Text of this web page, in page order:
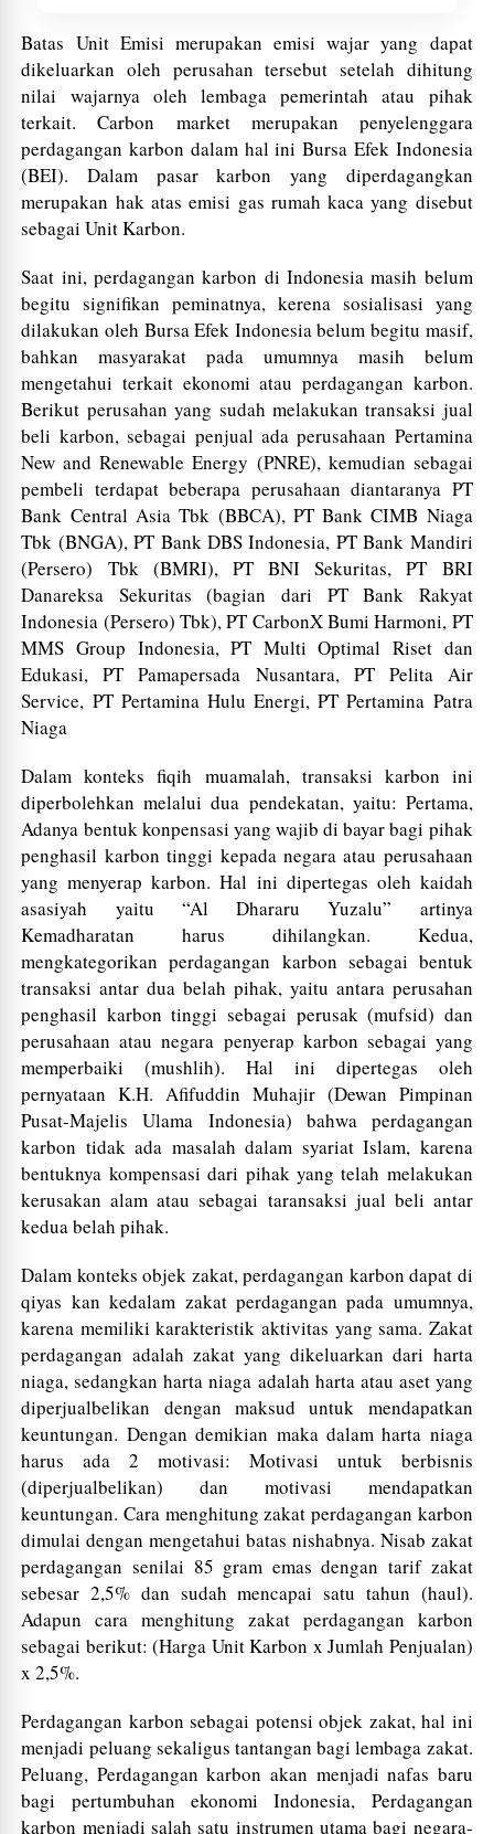
Batas Unit Emisi merupakan emisi wajar yang dapat
dikeluarkan oleh perusahan tersebut setelah dihitung
nilai wajarnya oleh lembaga pemerintah atau pihak
terkait. Carbon market merupakan penyelenggara
perdagangan karbon dalam hal ini Bursa Efek Indonesia
(BEI). Dalam pasar karbon yang diperdagangkan
merupakan hak atas emisi gas rumah kaca yang disebut
sebagai Unit Karbon.
Saat ini, perdagangan karbon di Indonesia masih belum
begitu signifikan peminatnya, kerena sosialisasi yang
dilakukan oleh Bursa Efek Indonesia belum begitu masif,
bahkan masyarakat pada umumnya masih belum
mengetahui terkait ekonomi atau perdagangan karbon.
Berikut perusahan yang sudah melakukan transaksi jual
beli karbon, sebagai penjual ada perusahaan Pertamina
New and Renewable Energy (PNRE), kemudian sebagai
pembeli terdapat beberapa perusahaan diantaranya PT
Bank Central Asia Tbk (BBCA), PT Bank CIMB Niaga
Tbk (BNGA), PT Bank DBS Indonesia, PT Bank Mandiri
(Persero) Tbk (BMRI), PT BNI Sekuritas, PT BRI
Danareksa Sekuritas (bagian dari PT Bank Rakyat
Indonesia (Persero) Tbk), PT CarbonX Bumi Harmoni, PT
MMS Group Indonesia, PT Multi Optimal Riset dan
Edukasi, PT Pamapersada Nusantara, PT Pelita Air
Service, PT Pertamina Hulu Energi, PT Pertamina Patra
Niaga
Dalam konteks fiqih muamalah, transaksi karbon ini
diperbolehkan melalui dua pendekatan, yaitu: Pertama,
Adanya bentuk konpensasi yang wajib di bayar bagi pihak
penghasil karbon tinggi kepada negara atau perusahaan
yang menyerap karbon. Hal ini dipertegas oleh kaidah
asasiyah yaitu “Al Dhararu Yuzalu” artinya
Kemadharatan harus dihilangkan. Kedua,
mengkategorikan perdagangan karbon sebagai bentuk
transaksi antar dua belah pihak, yaitu antara perusahan
penghasil karbon tinggi sebagai perusak (mufsid) dan
perusahaan atau negara penyerap karbon sebagai yang
memperbaiki (mushlih). Hal ini dipertegas oleh
pernyataan K.H. Afifuddin Muhajir (Dewan Pimpinan
Pusat-Majelis Ulama Indonesia) bahwa perdagangan
karbon tidak ada masalah dalam syariat Islam, karena
bentuknya kompensasi dari pihak yang telah melakukan
kerusakan alam atau sebagai taransaksi jual beli antar
kedua belah pihak.
Dalam konteks objek zakat, perdagangan karbon dapat di
qiyas kan kedalam zakat perdagangan pada umumnya,
karena memiliki karakteristik aktivitas yang sama. Zakat
perdagangan adalah zakat yang dikeluarkan dari harta
niaga, sedangkan harta niaga adalah harta atau aset yang
diperjualbelikan dengan maksud untuk mendapatkan
keuntungan. Dengan demikian maka dalam harta niaga
harus ada 2 motivasi: Motivasi untuk berbisnis
(diperjualbelikan) dan motivasi mendapatkan
keuntungan. Cara menghitung zakat perdagangan karbon
dimulai dengan mengetahui batas nishabnya. Nisab zakat
perdagangan senilai 85 gram emas dengan tarif zakat
sebesar 2,5% dan sudah mencapai satu tahun (haul).
Adapun cara menghitung zakat perdagangan karbon
sebagai berikut: (Harga Unit Karbon x Jumlah Penjualan)
x 2,5%.
Perdagangan karbon sebagai potensi objek zakat, hal ini
menjadi peluang sekaligus tantangan bagi lembaga zakat.
Peluang, Perdagangan karbon akan menjadi nafas baru
bagi pertumbuhan ekonomi Indonesia, Perdagangan
karbon menjadi salah satu instrumen utama bagi negara-